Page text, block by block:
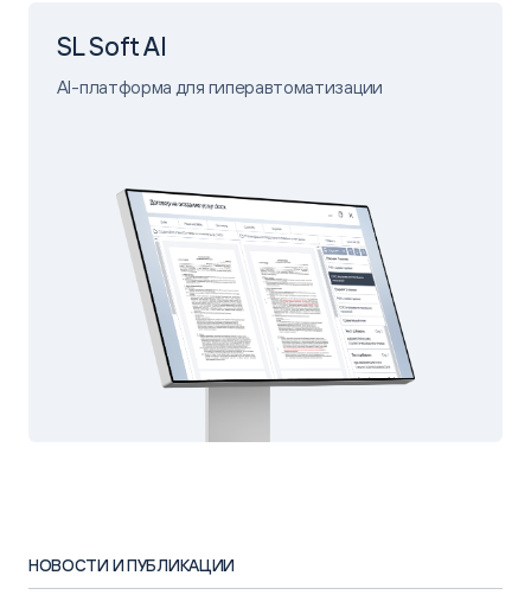
SL Soft AI
AI-платформа для гиперавтоматизации
НОВОСТИ И ПУБЛИКАЦИИ